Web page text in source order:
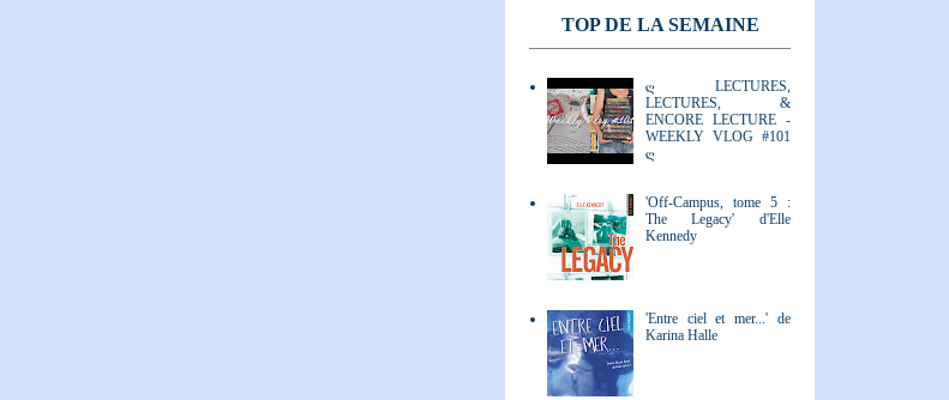
TOP DE LA SEMAINE
ღ LECTURES,
LECTURES, &
ENCORE LECTURE -
WEEKLY VLOG #101
ღ
'Off-Campus, tome 5 :
The Legacy' d'Elle
Kennedy
'Entre ciel et mer...' de
Karina Halle